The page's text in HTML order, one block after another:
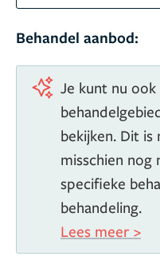
Behandel aanbod:
Je kunt nu
bekijken. Dit is
misschien nog
specifieke
behandeling.
Lees meer >